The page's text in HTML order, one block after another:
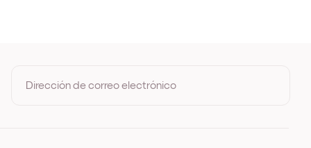
Dirección de correo electrónico